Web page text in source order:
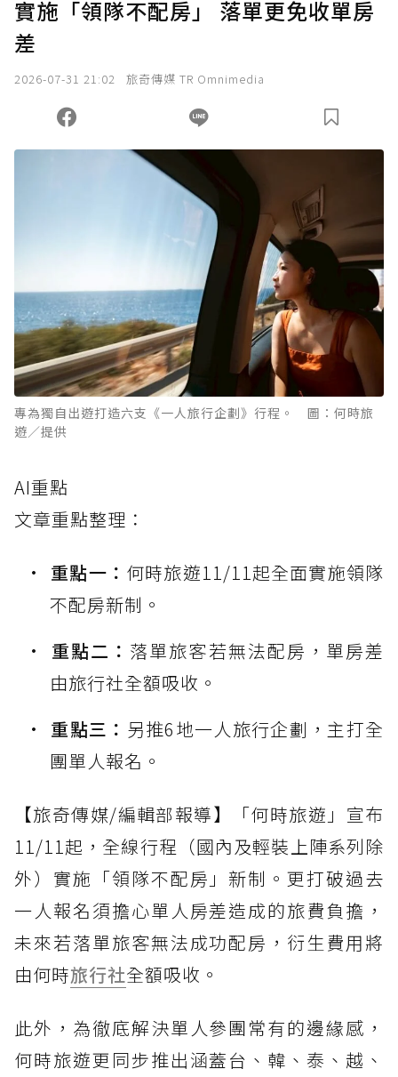
實施「領隊不配房」 落單更免收單房
差
2026-07-31 21:02 旅奇傳媒 TR Omnimedia
專為獨自出遊打造六支《一人旅行企劃》行程。 圖：何時旅
遊／提供
AI重點
文章重點整理：
重點一： 何時旅遊11/11起全面實施領隊
不配房新制。
重點二： 落單旅客若無法配房，單房差
由旅行社全額吸收。
重點三： 另推6地一人旅行企劃，主打全
團單人報名。
【旅奇傳媒/編輯部報導】「何時旅遊」宣布
11/11起，全線行程（國內及輕裝上陣系列除
外）實施「領隊不配房」新制。更打破過去
一人報名須擔心單人房差造成的旅費負擔，
未來若落單旅客無法成功配房，衍生費用將
由何時旅行社全額吸收。
此外，為徹底解決單人參團常有的邊緣感，
何時旅遊更同步推出涵蓋台、韓、泰、越、